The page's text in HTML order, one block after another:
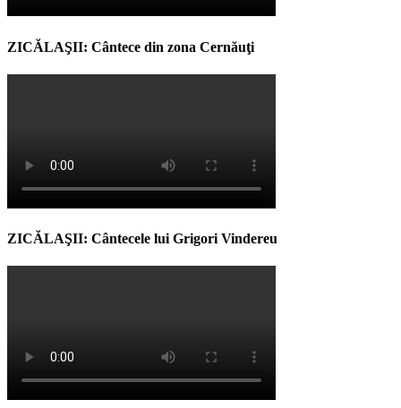
ZICĂLAŞII: Cântece din zona Cernăuţi
ZICĂLAŞII: Cântecele lui Grigori Vindereu